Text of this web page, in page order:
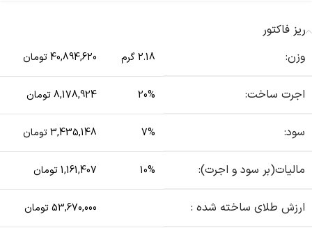
ریز فاکتور
وزن:
2.18 گرم 40,894,620 تومان
اجرت ساخت: 20% 8,178,924 تومان
سود: 7% 3,435,148 تومان
مالیات(بر سود و اجرت): 10% 1,161,407 تومان
ارزش طلای ساخته شده : 53,670,000 تومان